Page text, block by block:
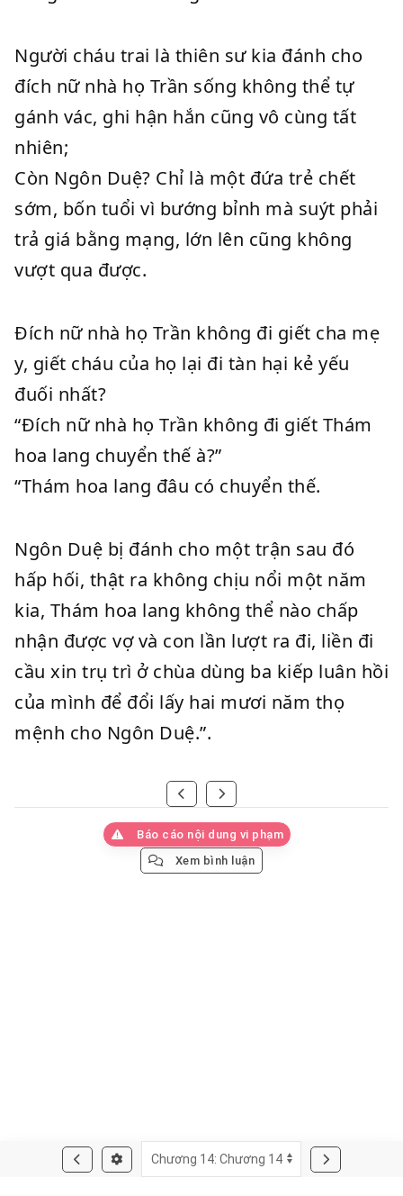
Người cháu trai là thiên sư kia đánh cho
đích nữ nhà họ Trần sống không thể tự
gánh vác, ghi hận hắn cũng vô cùng tất
nhiên;
Còn Ngôn Duệ? Chỉ là một đứa trẻ chết
sớm, bốn tuổi vì bướng bỉnh mà suýt phải
trả giá bằng mạng, lớn lên cũng không
vượt qua được.
Đích nữ nhà họ Trần không đi giết cha mẹ
y, giết cháu của họ lại đi tàn hại kẻ yếu
đuối nhất?
“Đích nữ nhà họ Trần không đi giết Thám
hoa lang chuyển thế à?”
“Thám hoa lang đâu có chuyển thế.
Ngôn Duệ bị đánh cho một trận sau đó
hấp hối, thật ra không chịu nổi một năm
kia, Thám hoa lang không thể nào chấp
nhận được vợ và con lần lượt ra đi, liền đi
cầu xin trụ trì ở chùa dùng ba kiếp luân hồi
của mình để đổi lấy hai mươi năm thọ
mệnh cho Ngôn Duệ.”.
Báo cáo nội dung vi phạm
Xem bình luận